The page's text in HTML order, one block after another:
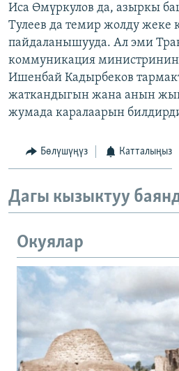
Иса Өмүркулов да, азыркы
Тулеев да темир жолду
пайдаланышууда. Ал эми
коммуникация министринин
Ишенбай Кадырбеков
жаткандыгын жана анын
жумада каралаарын
Бөлүшүңүз Катталыңыз
Дагы кызыктуу
Окуялар